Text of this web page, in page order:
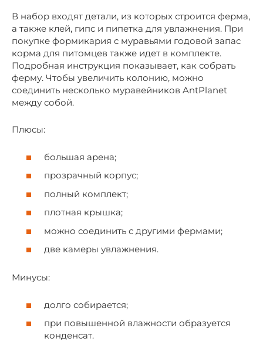
В набор входят детали, из которых строится ферма,
а также клей, гипс и пипетка для увлажнения. При
покупке формикария с муравьями годовой запас
корма для питомцев также идет в комплекте.
Подробная инструкция показывает, как собрать
ферму. Чтобы увеличить колонию, можно
соединить несколько муравейников AntPlanet
между собой.
Плюсы:
большая арена;
прозрачный корпус;
полный комплект;
плотная крышка;
можно соединить с другими фермами;
две камеры увлажнения.
Минусы:
долго собирается;
при повышенной влажности образуется
конденсат.